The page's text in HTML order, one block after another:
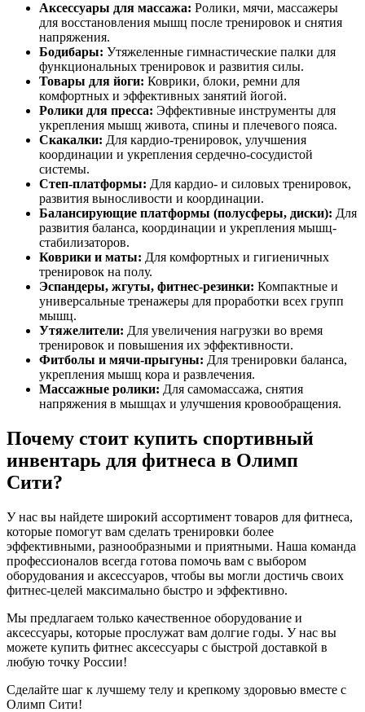
Аксессуары для массажа: Ролики, мячи, массажеры
для восстановления мышц после тренировок и снятия
напряжения.
Бодибары: Утяжеленные гимнастические палки для
функциональных тренировок и развития силы.
Товары для йоги: Коврики, блоки, ремни для
комфортных и эффективных занятий йогой.
Ролики для пресса: Эффективные инструменты для
укрепления мышц живота, спины и плечевого пояса.
Скакалки: Для кардио-тренировок, улучшения
координации и укрепления сердечно-сосудистой
системы.
Степ-платформы: Для кардио- и силовых тренировок,
развития выносливости и координации.
Балансирующие платформы (полусферы, диски): Для
развития баланса, координации и укрепления мышц-
стабилизаторов.
Коврики и маты: Для комфортных и гигиеничных
тренировок на полу.
Эспандеры, жгуты, фитнес-резинки: Компактные и
универсальные тренажеры для проработки всех групп
мышц.
Утяжелители: Для увеличения нагрузки во время
тренировок и повышения их эффективности.
Фитболы и мячи-прыгуны: Для тренировки баланса,
укрепления мышц кора и развлечения.
Массажные ролики: Для самомассажа, снятия
напряжения в мышцах и улучшения кровообращения.
Почему стоит купить спортивный
инвентарь для фитнеса в Олимп
Сити?
У нас вы найдете широкий ассортимент товаров для фитнеса,
которые помогут вам сделать тренировки более
эффективными, разнообразными и приятными. Наша команда
профессионалов всегда готова помочь вам с выбором
оборудования и аксессуаров, чтобы вы могли достичь своих
фитнес-целей максимально быстро и эффективно.
Мы предлагаем только качественное оборудование и
аксессуары, которые прослужат вам долгие годы. У нас вы
можете купить фитнес аксессуары с быстрой доставкой в
любую точку России!
Сделайте шаг к лучшему телу и крепкому здоровью вместе с
Олимп Сити!